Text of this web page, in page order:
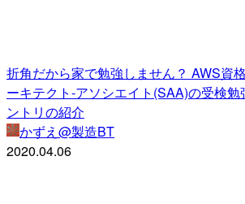
折角だから家で勉強しません？ AWS資
ーキテクト-アソシエイト(SAA)の受検
ントリの紹介
かずえ@製造BT
2020.04.06